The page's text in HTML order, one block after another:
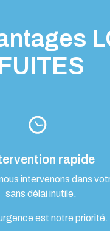
FUITES
rapide
intervenons dans
sans délai inutile.
est notre priorité.